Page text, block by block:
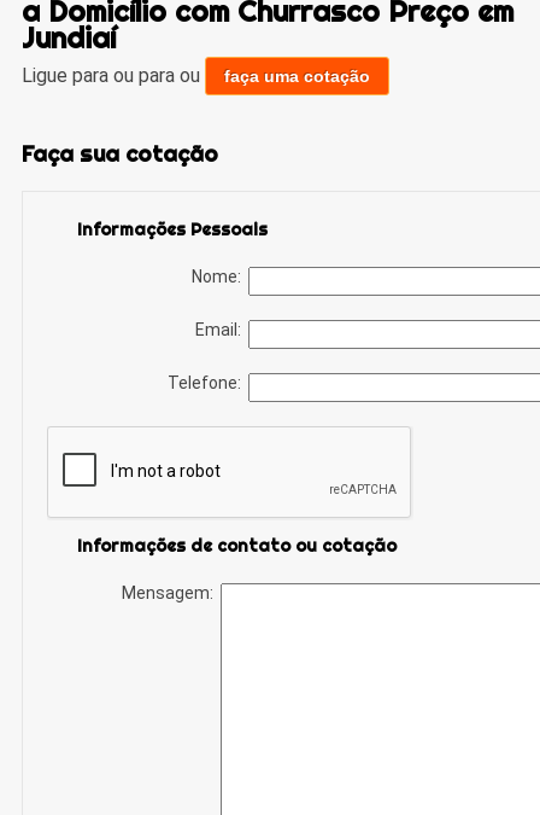
a Domicílio com Churrasco Preço em
Jundiaí
Ligue para ou para ou faça uma cotação
Faça sua cotação
Informações Pessoais
Nome:
Email:
Telefone:
Informações de contato ou cotação
Mensagem: